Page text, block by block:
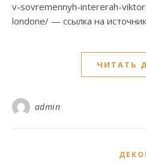
v-sovremennyh-intererah-
londone/ — ссылка на
ЧИТАТЬ
admin